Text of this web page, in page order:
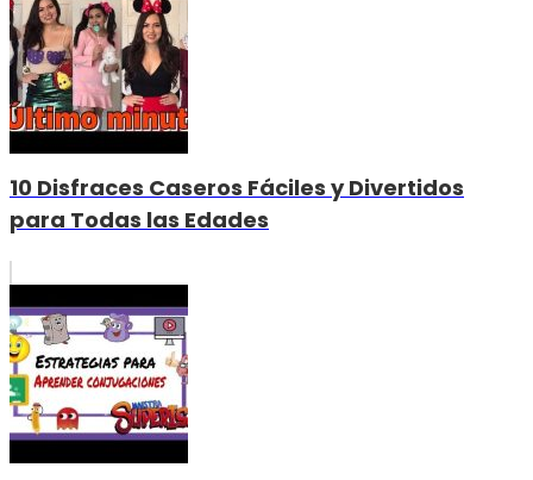
10 Disfraces Caseros Fáciles y Divertidos
para Todas las Edades